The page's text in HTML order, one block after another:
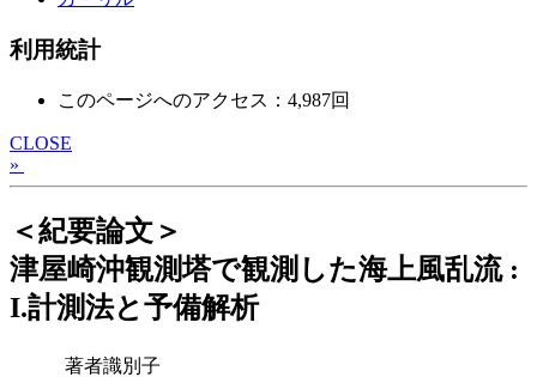
利用統計
このページへのアクセス：4,987回
CLOSE
»
＜紀要論文＞
津屋崎沖観測塔で観測した海上風乱流 :
I.計測法と予備解析
著者識別子